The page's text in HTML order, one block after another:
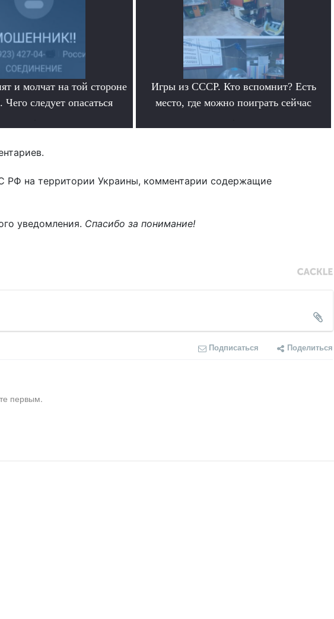
и молчат на той стороне
Чего следует опасаться
Игры из СССР. Кто вспомнит? Есть
место, где можно поиграть сейчас
РФ на территории Украины, комментарии содержащие
уведомления. Спасибо за понимание!
Подписаться Поделиться
первым.